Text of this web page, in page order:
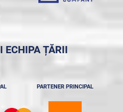
ECHIPA ȚĂRII
PARTENER PRINCIPAL